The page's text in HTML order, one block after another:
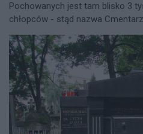
Pochowanych jest tam blisko 3
chłopców - stąd nazwa